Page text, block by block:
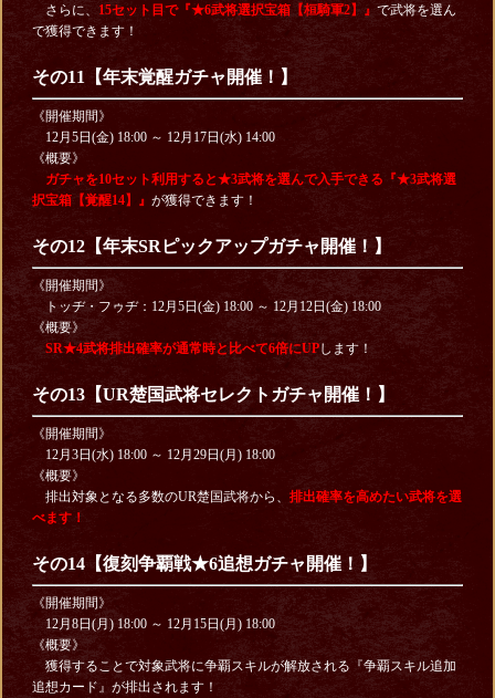
さらに、 15セット目で『★6武将選択宝箱【桓騎軍2】』 で武将を選ん
で獲得できます！
その11【年末覚醒ガチャ開催！】
《開催期間》
12月5日(金) 18:00 ～ 12月17日(水) 14:00
《概要》
ガチャを10セット利用すると★3武将を選んで入手できる『★3武将選
択宝箱【覚醒14】』 が獲得できます！
その12【年末SRピックアップガチャ開催！】
《開催期間》
トッヂ・フゥヂ：12月5日(金) 18:00 ～ 12月12日(金) 18:00
《概要》
SR★4武将排出確率が通常時と比べて6倍にUPします！
その13【UR楚国武将セレクトガチャ開催！】
《開催期間》
12月3日(水) 18:00 ～ 12月29日(月) 18:00
《概要》
排出対象となる多数のUR楚国武将から、 排出確率を高めたい武将を選
べます！
その14【復刻争覇戦★6追想ガチャ開催！】
《開催期間》
12月8日(月) 18:00 ～ 12月15日(月) 18:00
《概要》
獲得することで対象武将に争覇スキルが解放される『争覇スキル追加
追想カード』が排出されます！